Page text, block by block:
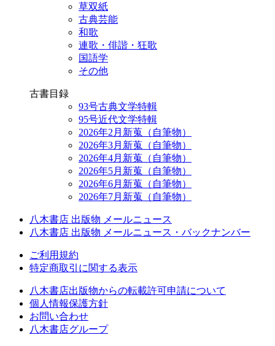
草双紙
古典芸能
和歌
連歌・俳諧・狂歌
国語学
その他
古書目録
93号古典文学特輯
95号近代文学特輯
2026年2月新蒐（自筆物）
2026年3月新蒐（自筆物）
2026年4月新蒐（自筆物）
2026年5月新蒐（自筆物）
2026年6月新蒐（自筆物）
2026年7月新蒐（自筆物）
八木書店 出版物 メールニュース
八木書店 出版物 メールニュース・バックナンバー
ご利用規約
特定商取引に関する表示
八木書店出版物からの転載許可申請について
個人情報保護方針
お問い合わせ
八木書店グループ